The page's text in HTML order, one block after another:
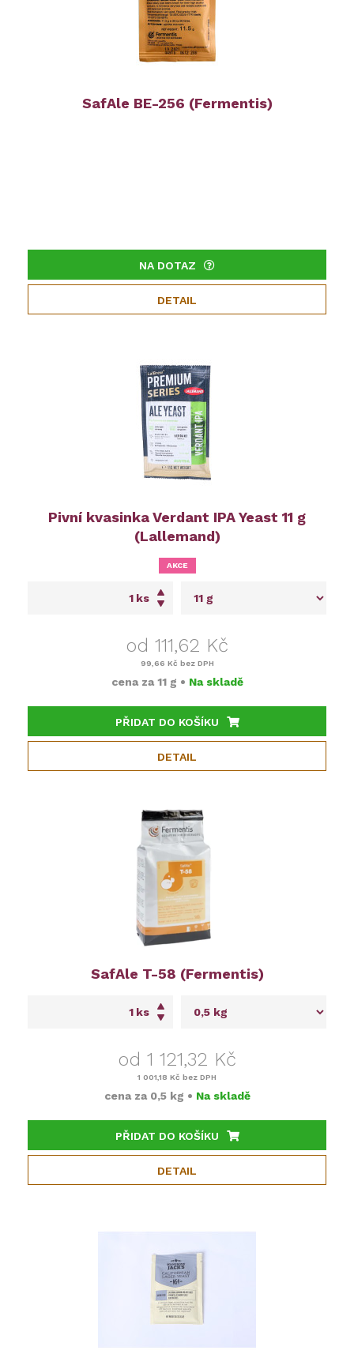
SafAle BE-256 (Fermentis)
NA DOTAZ
DETAIL
Pivní kvasinka Verdant IPA Yeast 11 g
(Lallemand)
ks
od 111,62 Kč
99,66 Kč bez DPH
cena za 11 g • Na skladě
AKCE
PŘIDAT DO KOŠÍKU
DETAIL
SafAle T-58 (Fermentis)
ks
od 1 121,32 Kč
1 001,18 Kč bez DPH
cena za 0,5 kg • Na skladě
PŘIDAT DO KOŠÍKU
DETAIL